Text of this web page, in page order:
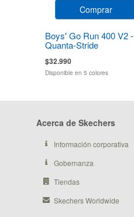
Comprar
Boys' Go Run 400 V2 -
Quanta-Stride
$32.990
Disponible en 5 colores
Acerca de Skechers
Información corporativa
Gobernanza
Tiendas
Skechers Worldwide